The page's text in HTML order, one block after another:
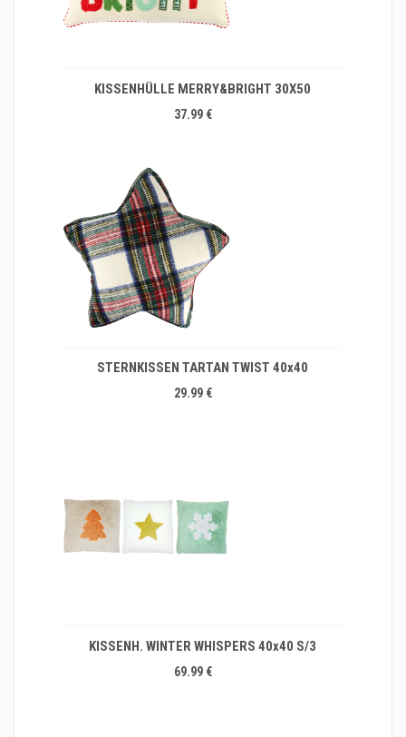
KISSENHÜLLE MERRY&BRIGHT 30X50
37.99 €
STERNKISSEN TARTAN TWIST 40x40
29.99 €
KISSENH. WINTER WHISPERS 40x40 S/3
69.99 €